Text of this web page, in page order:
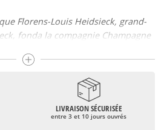
que Florens-Louis Heidsieck, grand-
fonda la compagnie Champagne
Champagne. Son neveu s’associa
qui devint l’époux de sa femme à sa
Champagne, approvisionna alors
ce monde et connut un succès
LIVRAISON SÉCURISÉE
entre 3 et 10 jours ouvrés